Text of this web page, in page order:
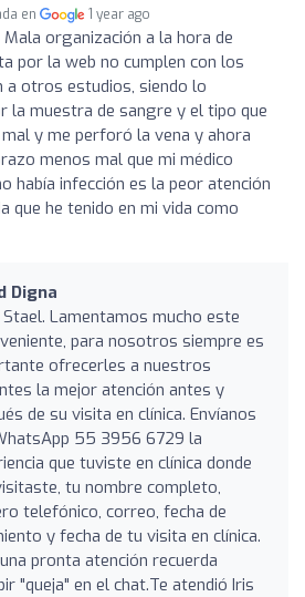
en 1 year ago
Mala organización a la hora de
por la web no cumplen con los
a otros estudios, siendo lo
la muestra de sangre y el tipo que
y me perforó la vena y ahora
menos mal que mi médico
había infección es la peor atención
que he tenido en mi vida como
Digna
Stael. Lamentamos mucho este
para nosotros siempre es
ofrecerles a nuestros
la mejor atención antes y
de su visita en clínica. Envíanos
55 3956 6729 la
que tuviste en clínica donde
tu nombre completo,
telefónico, correo, fecha de
y fecha de tu visita en clínica.
pronta atención recuerda
"queja" en el chat.Te atendió Iris